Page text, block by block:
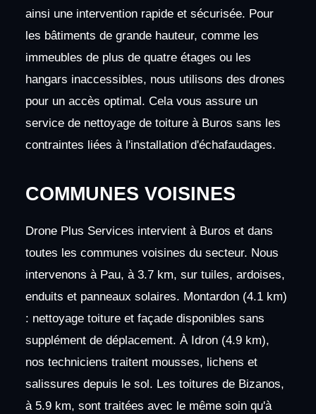
ainsi une intervention rapide et sécurisée. Pour
les bâtiments de grande hauteur, comme les
immeubles de plus de quatre étages ou les
hangars inaccessibles, nous utilisons des drones
pour un accès optimal. Cela vous assure un
service de nettoyage de toiture à Buros sans les
contraintes liées à l'installation d'échafaudages.
COMMUNES VOISINES
Drone Plus Services intervient à Buros et dans
toutes les communes voisines du secteur. Nous
intervenons à Pau, à 3.7 km, sur tuiles, ardoises,
enduits et panneaux solaires. Montardon (4.1 km)
: nettoyage toiture et façade disponibles sans
supplément de déplacement. À Idron (4.9 km),
nos techniciens traitent mousses, lichens et
salissures depuis le sol. Les toitures de Bizanos,
à 5.9 km, sont traitées avec le même soin qu'à